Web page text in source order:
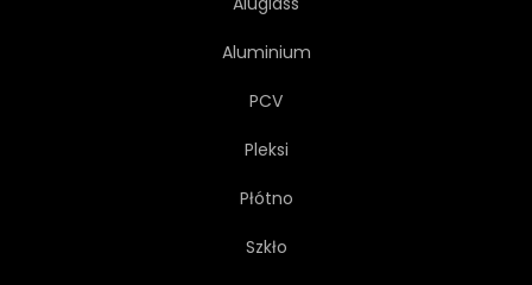
ZAPROSZENIE
Aluminium
PCV
Pleksi
Płótno
Szkło